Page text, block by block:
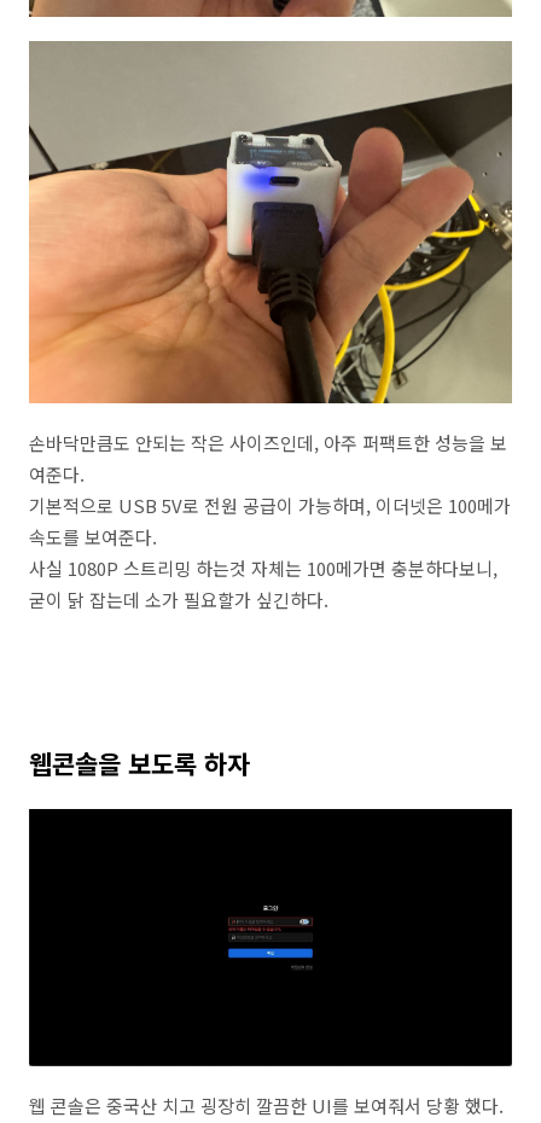
손바닥만큼도 안되는 작은 사이즈인데, 아주 퍼팩트한 성능을 보
여준다.
기본적으로 USB 5V로 전원 공급이 가능하며, 이더넷은 100메가
속도를 보여준다.
사실 1080P 스트리밍 하는것 자체는 100메가면 충분하다보니,
굳이 닭 잡는데 소가 필요할가 싶긴하다.
웹콘솔을 보도록 하자
웹 콘솔은 중국산 치고 굉장히 깔끔한 UI를 보여줘서 당황 했다.